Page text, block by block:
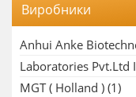
Виробники
Anhui Anke
Laboratories Pvt.Ltd
MGT ( Holland ) (1)